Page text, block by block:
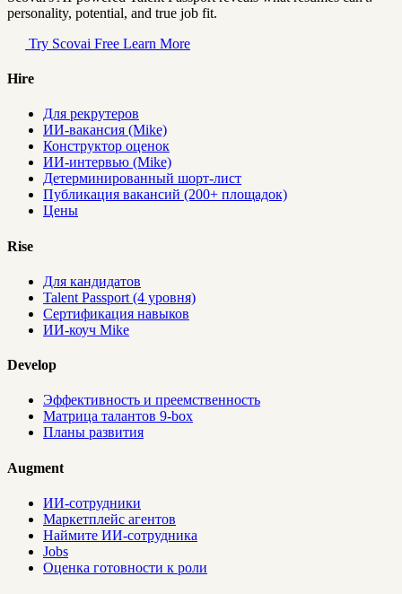
personality, potential, and true job fit.
Try Scovai Free Learn More
Hire
Для рекрутеров
ИИ-вакансия (Mike)
Конструктор оценок
ИИ-интервью (Mike)
Детерминированный шорт-лист
Публикация вакансий (200+ площадок)
Цены
Rise
Для кандидатов
Talent Passport (4 уровня)
Сертификация навыков
ИИ-коуч Mike
Develop
Эффективность и преемственность
Матрица талантов 9-box
Планы развития
Augment
ИИ-сотрудники
Маркетплейс агентов
Наймите ИИ-сотрудника
Jobs
Оценка готовности к роли